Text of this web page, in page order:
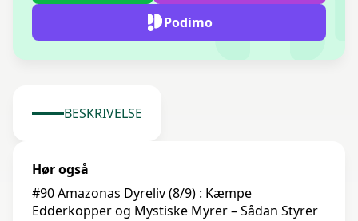
Podimo
BESKRIVELSE
Hør også
#90 Amazonas Dyreliv (8/9) : Kæmpe
Edderkopper og Mystiske Myrer – Sådan Styrer